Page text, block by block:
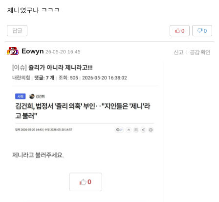
제니였구나 ㅋㅋㅋ
답글 0
0
Eowyn 26-05-20 16:45 신고 | 공감 확인